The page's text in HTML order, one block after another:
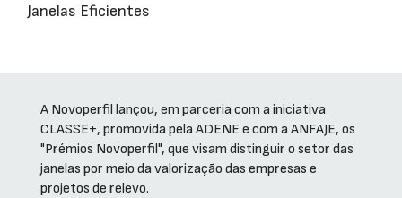
Janelas Eficientes
A Novoperfil lançou, em parceria com a iniciativa
CLASSE+, promovida pela ADENE e com a ANFAJE, os
"Prémios Novoperfil", que visam distinguir o setor das
janelas por meio da valorização das empresas e
projetos de relevo.